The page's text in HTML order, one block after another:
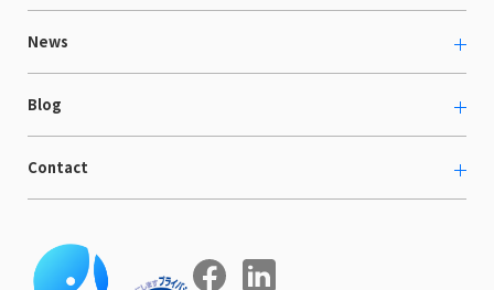
Shopee支援
LaunchCart
海外向けホームページ制作
COMPE NAVI
お役立ち資料
セミナー情報
News
プレスリリース
イベント
ニュース
Blog
ECブログ
開発ブログ
イベントレポート
Contact